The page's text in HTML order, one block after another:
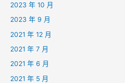
2023 年 10 月
2023 年 9 月
2021 年 12 月
2021 年 7 月
2021 年 6 月
2021 年 5 月